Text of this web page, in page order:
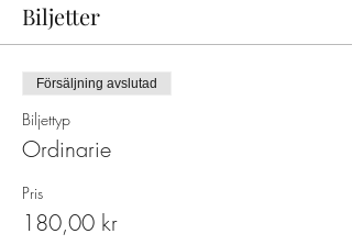
Biljetter
Försäljning avslutad
Biljettyp
Ordinarie
Pris
180,00 kr